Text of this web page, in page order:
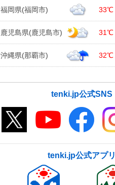
福岡県(福岡市) 33℃
鹿児島県(鹿児島市) 31℃
沖縄県(那覇市) 32℃
tenki.jp公式SNS
tenki.jp公式アプリ